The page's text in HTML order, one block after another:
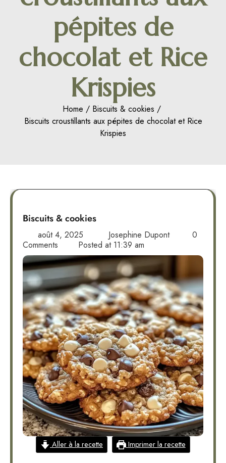
pépites de
chocolat et Rice
Krispies
Home
Biscuits & cookies
Biscuits croustillants aux pépites de chocolat et Rice
Krispies
Biscuits & cookies
août 4, 2025 Josephine Dupont
0
Comments
Posted at 11:39 am
Aller à la recette Imprimer la recette